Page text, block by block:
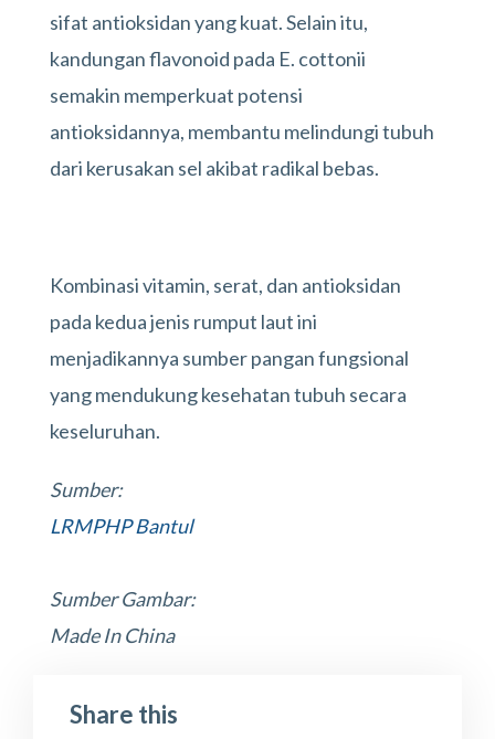
sifat antioksidan yang kuat. Selain itu,
kandungan flavonoid pada E. cottonii
semakin memperkuat potensi
antioksidannya, membantu melindungi tubuh
dari kerusakan sel akibat radikal bebas.
Kombinasi vitamin, serat, dan antioksidan
pada kedua jenis rumput laut ini
menjadikannya sumber pangan fungsional
yang mendukung kesehatan tubuh secara
keseluruhan.
Sumber:
LRMPHP Bantul
Sumber Gambar:
Made In China
Share this